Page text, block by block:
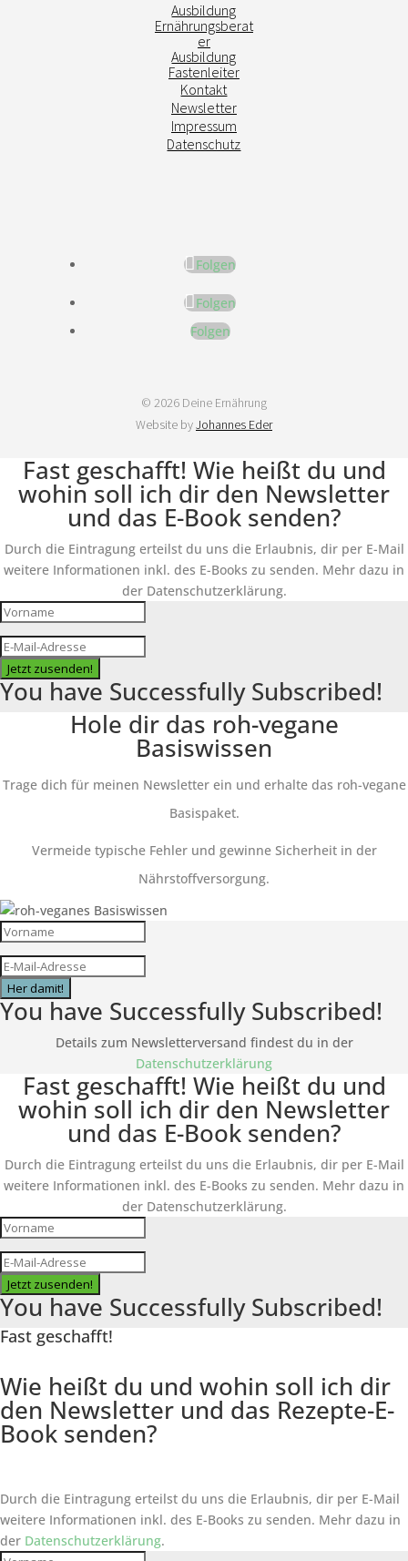
Ausbildung
Ernährungsberat
er
Ausbildung
Fastenleiter
Kontakt
Newsletter
Impressum
Datenschutz
Folgen
Folgen
Folgen
© 2026 Deine Ernährung
Website byJohannes Eder
Fast geschafft! Wie heißt du und
wohin soll ich dir den Newsletter
und das E-Book senden?
Durch die Eintragung erteilst du uns die Erlaubnis, dir per E-Mail
weitere Informationen inkl. des E-Books zu senden. Mehr dazu in
der Datenschutzerklärung.
Jetzt zusenden!
You have Successfully Subscribed!
Hole dir das roh-vegane
Basiswissen
Trage dich für meinen Newsletter ein und erhalte das roh-vegane
Basispaket.
Vermeide typische Fehler und gewinne Sicherheit in der
Nährstoffversorgung.
Her damit!
You have Successfully Subscribed!
Details zum Newsletterversand findest du in der
Datenschutzerklärung
Fast geschafft! Wie heißt du und
wohin soll ich dir den Newsletter
und das E-Book senden?
Durch die Eintragung erteilst du uns die Erlaubnis, dir per E-Mail
weitere Informationen inkl. des E-Books zu senden. Mehr dazu in
der Datenschutzerklärung.
Jetzt zusenden!
You have Successfully Subscribed!
Fast geschafft!
Wie heißt du und wohin soll ich dir
den Newsletter und das Rezepte-E-
Book senden?
Durch die Eintragung erteilst du uns die Erlaubnis, dir per E-Mail
weitere Informationen inkl. des E-Books zu senden. Mehr dazu in
der Datenschutzerklärung.